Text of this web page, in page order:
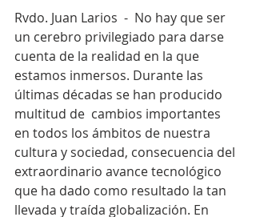
Rvdo. Juan Larios  -  No hay que ser
un cerebro privilegiado para darse
cuenta de la realidad en la que
estamos inmersos. Durante las
últimas décadas se han producido
multitud de  cambios importantes
en todos los ámbitos de nuestra
cultura y sociedad, consecuencia del
extraordinario avance tecnológico
que ha dado como resultado la tan
llevada y traída globalización. En